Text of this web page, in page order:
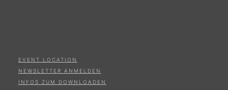
EVENT LOCATION
NEWSLETTER ANMELDEN
INFOS ZUM DOWNLOADEN